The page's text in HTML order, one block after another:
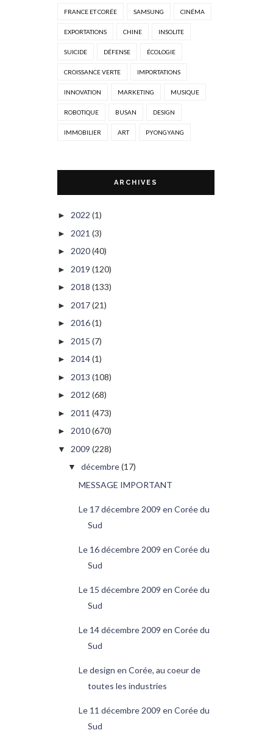
FRANCE ET CORÉE SAMSUNG CINÉMA
EXPORTATIONS CHINE INSOLITE
SUICIDE DÉFENSE ÉCOLOGIE
CROISSANCE VERTE IMPORTATIONS
INNOVATION MARKETING MUSIQUE
ROBOTIQUE BUSAN DESIGN
IMMOBILIER ART PYONGYANG
ARCHIVES
► 2022 (1)
► 2021 (3)
► 2020(40)
► 2019 (120)
► 2018 (133)
► 2017(21)
► 2016(1)
► 2015 (7)
► 2014(1)
► 2013 (108)
► 2012 (68)
► 2011 (473)
► 2010(670)
▼ 2009 (228)
▼ décembre(17)
MESSAGE IMPORTANT
Le 17 décembre 2009 en Corée du
Sud
Le 16 décembre 2009 en Corée du
Sud
Le 15 décembre 2009 en Corée du
Sud
Le 14 décembre 2009 en Corée du
Sud
Le design en Corée, au coeur de
toutes les industries
Le 11 décembre 2009 en Corée du
Sud